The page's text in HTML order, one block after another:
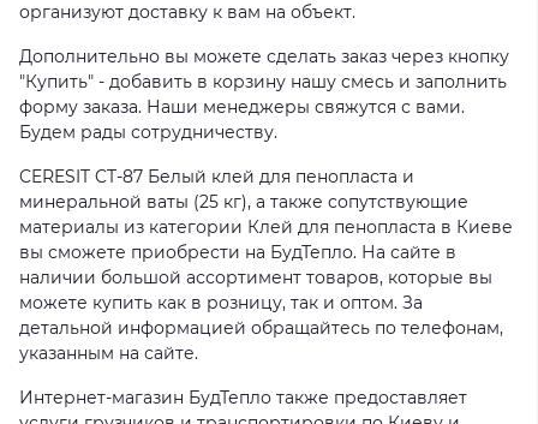
организуют доставку к вам на объект.
Дополнительно вы можете сделать заказ через кнопку
"Купить" - добавить в корзину нашу смесь и заполнить
форму заказа. Наши менеджеры свяжутся с вами.
Будем рады сотрудничеству.
CERESIT CT-87 Белый клей для пенопласта и
минеральной ваты (25 кг), а также сопутствующие
материалы из категории Клей для пенопласта в Киеве
вы сможете приобрести на БудТепло. На сайте в
наличии большой ассортимент товаров, которые вы
можете купить как в розницу, так и оптом. За
детальной информацией обращайтесь по телефонам,
указанным на сайте.
Интернет-магазин БудТепло также предоставляет